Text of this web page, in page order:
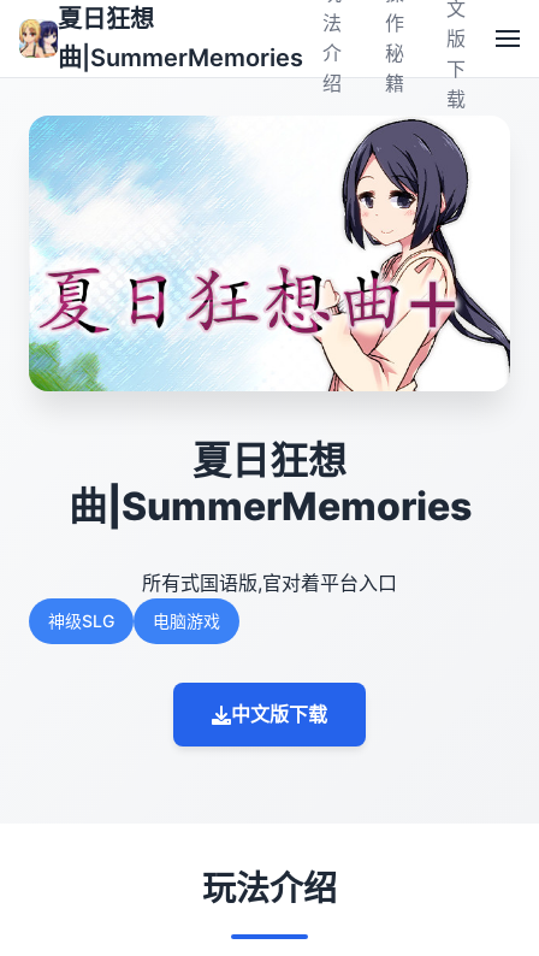
夏日狂想
曲|SummerMemories
法
介
绍
作
秘
籍
文
版
下
载
夏日狂想
曲|SummerMemories
所有式国语版,官对着平台入口
神级SLG 电脑游戏
中文版下载
玩法介绍